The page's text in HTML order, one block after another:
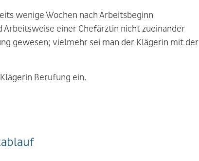
wenige Wochen nach Arbeitsbeginn
einer Chefärztin nicht zueinander
gewesen; vielmehr sei man der Klägerin mit der
Berufung ein.